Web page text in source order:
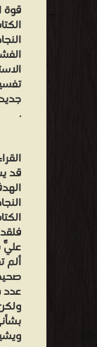
قوة
.
قد
عليّ
عدد